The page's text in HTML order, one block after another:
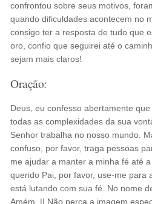
confrontou sobre seus motivos,
quando dificuldades acontecem no
consigo ter a resposta de tudo que
oro, confio que seguirei até o
sejam mais claros!
Oração:
Deus, eu confesso abertamente
todas as complexidades da sua
Senhor trabalha no nosso mundo.
confuso, por favor, traga pessoas
me ajudar a manter a minha fé até
querido Pai, por favor, use-me para
está lutando com sua fé. No nome
Amém. || Não perca a imagem